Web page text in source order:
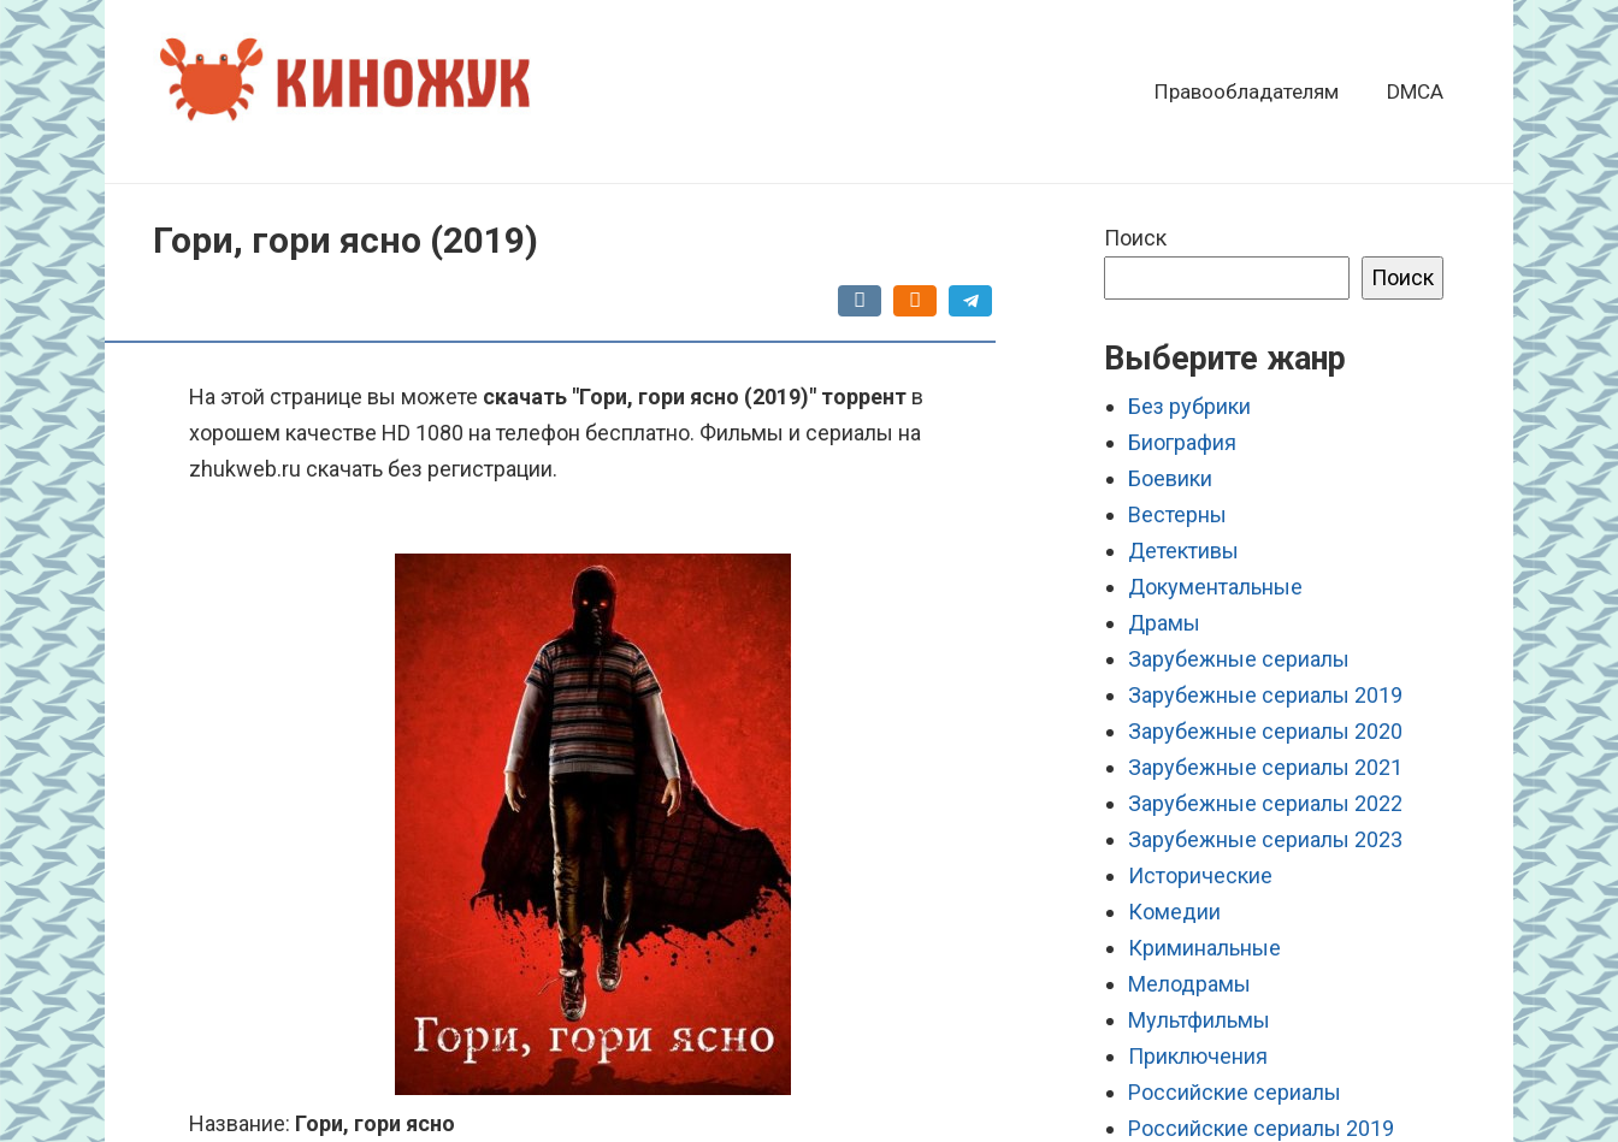
Перейти
к
контенту
Правообладателям DMCA
Гори, гори ясно (2019)
На этой странице вы можете скачать "Гори, гори ясно (2019)" торрент в
хорошем качестве HD 1080 на телефон бесплатно. Фильмы и сериалы на
zhukweb.ru скачать без регистрации.
Название: Гори, гори ясно
Поиск
Поиск
Выберите жанр
Без рубрики
Биография
Боевики
Вестерны
Детективы
Документальные
Драмы
Зарубежные сериалы
Зарубежные сериалы 2019
Зарубежные сериалы 2020
Зарубежные сериалы 2021
Зарубежные сериалы 2022
Зарубежные сериалы 2023
Исторические
Комедии
Криминальные
Мелодрамы
Мультфильмы
Приключения
Российские сериалы
Российские сериалы 2019